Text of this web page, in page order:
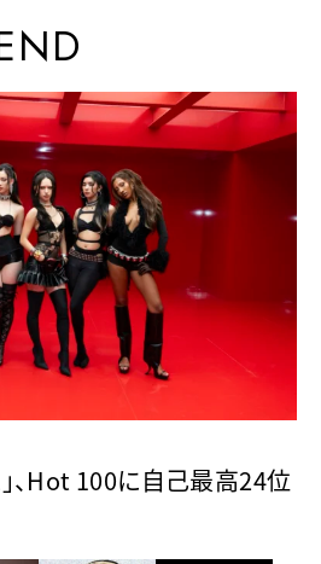
、Hot 100に自己最高24位